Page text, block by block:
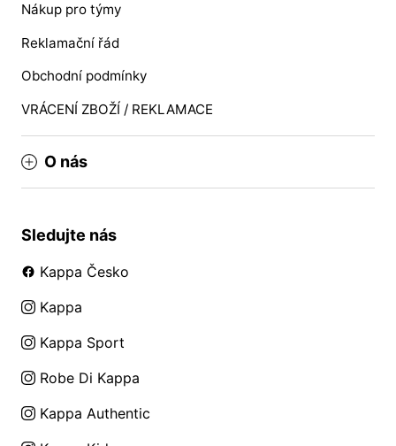
Nákup pro týmy
Reklamační řád
Obchodní podmínky
VRÁCENÍ ZBOŽÍ / REKLAMACE
O nás
Sledujte nás
Kappa Česko
Kappa
Kappa Sport
Robe Di Kappa
Kappa Authentic